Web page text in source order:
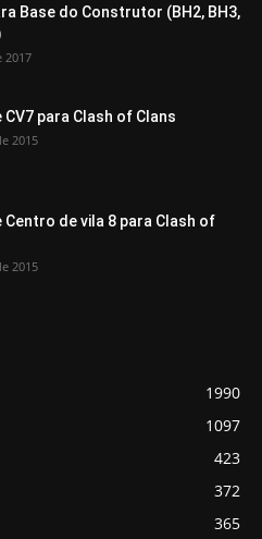
Base do Construtor (BH2, BH3,
2017
CV7 para Clash of Clans
2015
Centro de vila 8 para Clash of
2015
1990
1097
423
372
365